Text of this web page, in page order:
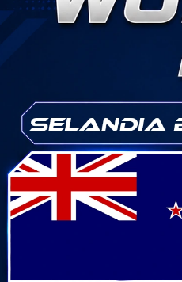
Harga Tiket Kanye West Jakarta
Australia Dukung Transformasi
Harga Galaxy Z Fold 8 Naik